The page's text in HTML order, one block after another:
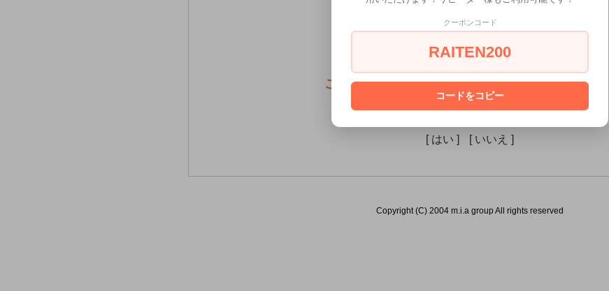
この商品（）は18歳未満の方には販売できません。
[ はい ]
[ いいえ ]
Copyright (C) 2004 m.i.a group All rights reserved
クーポンコード
RAITEN200
コードをコピー